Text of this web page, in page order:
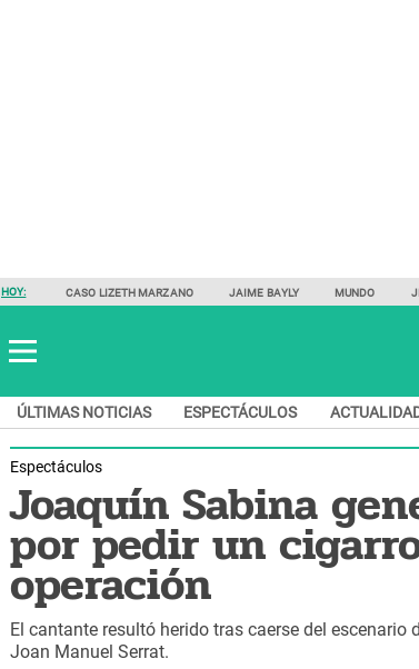
HOY: CASO LIZETH MARZANO JAIME BAYLY MUNDO
ÚLTIMAS NOTICIAS ESPECTÁCULOS
Espectáculos
Joaquín Sabina
por pedir un
operación
El cantante resultó herido tras caerse del
Joan Manuel Serrat.